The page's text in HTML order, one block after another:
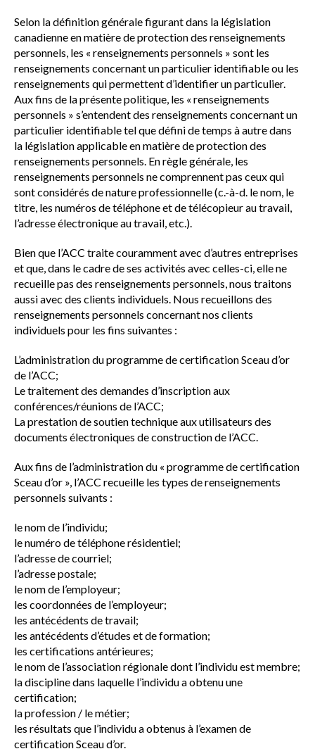
Selon la définition générale figurant dans la législation
canadienne en matière de protection des renseignements
personnels, les « renseignements personnels » sont les
renseignements concernant un particulier identifiable ou les
renseignements qui permettent d’identifier un particulier.
Aux fins de la présente politique, les « renseignements
personnels » s’entendent des renseignements concernant un
particulier identifiable tel que défini de temps à autre dans
la législation applicable en matière de protection des
renseignements personnels. En règle générale, les
renseignements personnels ne comprennent pas ceux qui
sont considérés de nature professionnelle (c.-à-d. le nom, le
titre, les numéros de téléphone et de télécopieur au travail,
l’adresse électronique au travail, etc.).
Bien que l’ACC traite couramment avec d’autres entreprises
et que, dans le cadre de ses activités avec celles-ci, elle ne
recueille pas des renseignements personnels, nous traitons
aussi avec des clients individuels. Nous recueillons des
renseignements personnels concernant nos clients
individuels pour les fins suivantes :
L’administration du programme de certification Sceau d’or
de l’ACC;
Le traitement des demandes d’inscription aux
conférences/réunions de l’ACC;
La prestation de soutien technique aux utilisateurs des
documents électroniques de construction de l’ACC.
Aux fins de l’administration du « programme de certification
Sceau d’or », l’ACC recueille les types de renseignements
personnels suivants :
le nom de l’individu;
le numéro de téléphone résidentiel;
l’adresse de courriel;
l’adresse postale;
le nom de l’employeur;
les coordonnées de l’employeur;
les antécédents de travail;
les antécédents d’études et de formation;
les certifications antérieures;
le nom de l’association régionale dont l’individu est membre;
la discipline dans laquelle l’individu a obtenu une
certification;
la profession / le métier;
les résultats que l’individu a obtenus à l’examen de
certification Sceau d’or.